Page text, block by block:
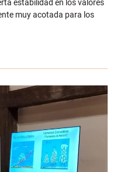
estabilidad en los valores
muy acotada para los